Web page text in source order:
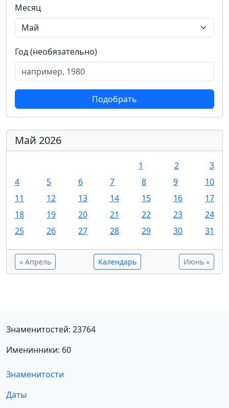
Месяц
Год (необязательно)
Подобрать
Май 2026
1 2
3
4
5 6 7 8 9
10
11
12 13 14 15 16
17
18
19 20 21 22 23
24
25
26 27 28 29 30 31
« Апрель Календарь Июнь »
Знаменитостей: 23764
Именинники: 60
Знаменитости
Даты